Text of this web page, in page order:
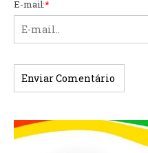
E-mail:*